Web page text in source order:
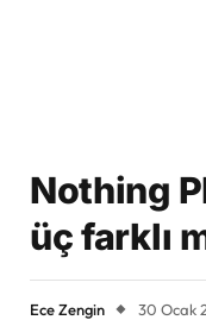
Nothing
üç farklı
Ece Zengin 30 Ocak